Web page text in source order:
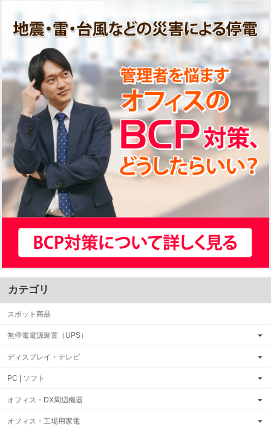
カテゴリ
スポット商品
無停電電源装置（UPS）
ディスプレイ・テレビ
PC | ソフト
オフィス・DX周辺機器
オフィス・工場用家電